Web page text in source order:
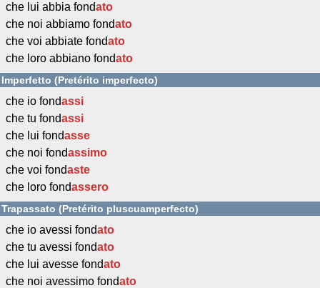
che lui abbia fondato
che noi abbiamo fondato
che voi abbiate fondato
che loro abbiano fondato
Imperfetto (Pretérito imperfecto)
che io fondassi
che tu fondassi
che lui fondasse
che noi fondassimo
che voi fondaste
che loro fondassero
Trapassato (Pretérito pluscuamperfecto)
che io avessi fondato
che tu avessi fondato
che lui avesse fondato
che noi avessimo fondato